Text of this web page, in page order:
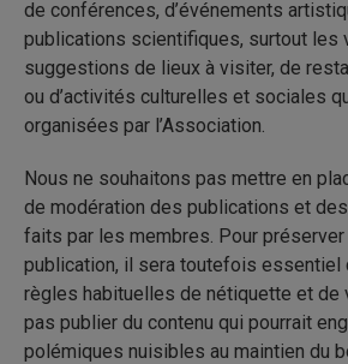
de conférences, d’événements
publications scientifiques, surtout les
suggestions de lieux à visiter, de
ou d’activités culturelles et sociales
organisées par l’Association.
Nous ne souhaitons pas mettre en
de modération des publications et
faits par les membres. Pour
publication, il sera toutefois essentiel
règles habituelles de nétiquette et de
pas publier du contenu qui pourrait
polémiques nuisibles au maintien du